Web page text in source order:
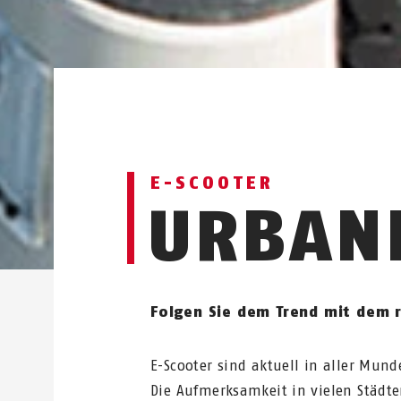
E-SCOOTER
Folgen Sie dem Trend mit dem
E-Scooter sind aktuell in aller
Die Aufmerksamkeit in vielen